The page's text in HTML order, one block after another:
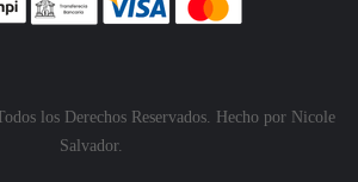
los Derechos Reservados. Hecho por Nicole
Salvador.